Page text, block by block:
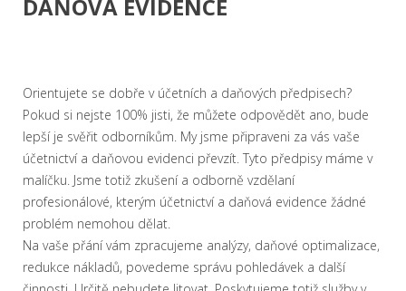
DAŇOVÁ EVIDENCE
Orientujete se dobře v účetních a daňových předpisech?
Pokud si nejste 100% jisti, že můžete odpovědět ano, bude
lepší je svěřit odborníkům. My jsme připraveni za vás vaše
účetnictví a daňovou evidenci převzít. Tyto předpisy máme v
malíčku. Jsme totiž zkušení a odborně vzdělaní
profesionálové, kterým účetnictví a daňová evidence žádné
problém nemohou dělat.
Na vaše přání vám zpracujeme analýzy, daňové optimalizace,
redukce nákladů, povedeme správu pohledávek a další